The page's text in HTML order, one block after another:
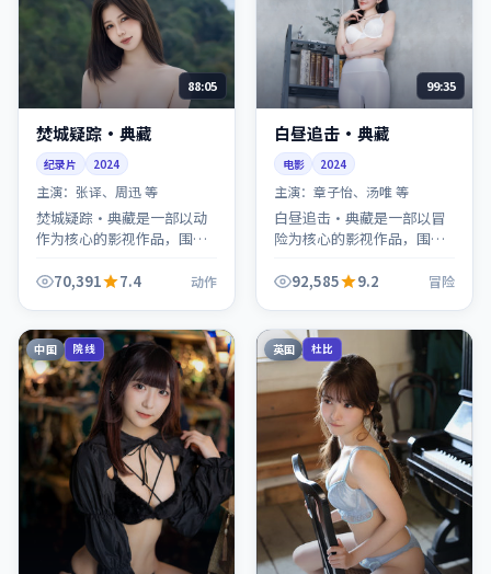
88:05
焚城疑踪·典藏
纪录片 2024
主演： 张译、周迅 等
焚城疑踪·典藏是一部以动
作为核心的影视作品，围绕
开，整体节奏紧凑，值得推
70,391 7.4 动作
99:35
白昼追击·典藏
电影 2024
主演：章子怡、汤唯 等
白昼追击·典藏是一部以冒
险为核心的影视作品，围绕
开，整体节奏紧凑，值得推
92,585 9.2 冒险
中国 院线 英国 杜比